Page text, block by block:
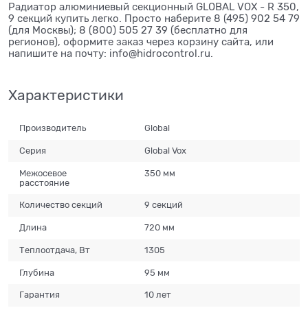
Радиатор алюминиевый секционный GLOBAL VOX - R 350,
9 секций купить легко. Просто наберите 8 (495) 902 54 79
(для Москвы); 8 (800) 505 27 39 (бесплатно для
регионов), оформите заказ через корзину сайта, или
напишите на почту: info@hidrocontrol.ru.
Характеристики
Производитель Global
Серия Global Vox
Межосевое
расстояние
350 мм
Количество секций 9 секций
Длина 720 мм
Теплоотдача, Вт 1305
Глубина 95 мм
Гарантия 10 лет